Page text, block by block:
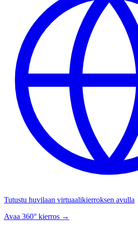
Tutustu huvilaan virtuaalikierroksen avulla
Avaa 360° kierros →